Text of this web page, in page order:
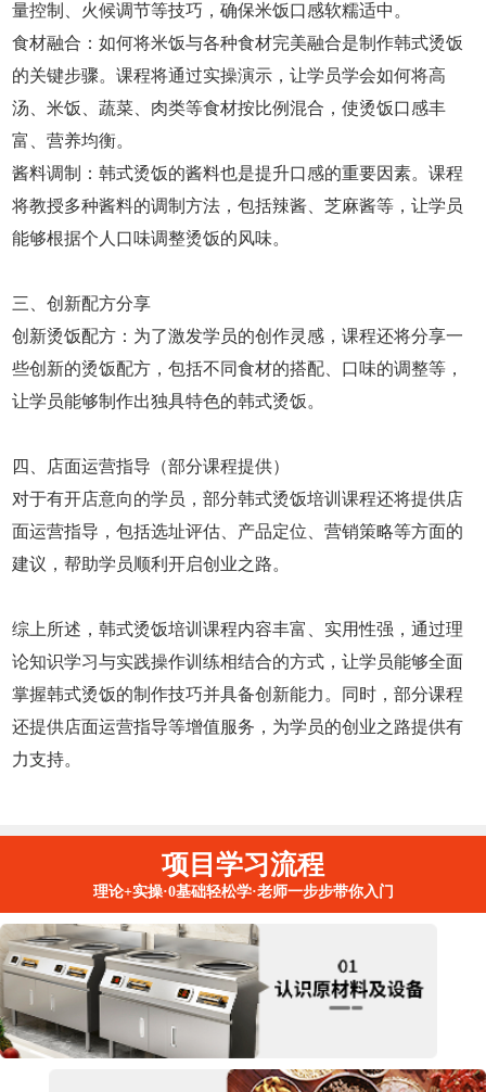
量控制、火候调节等技巧，确保米饭口感软糯适中。
食材融合：如何将米饭与各种食材完美融合是制作韩式烫饭
的关键步骤。课程将通过实操演示，让学员学会如何将高
汤、米饭、蔬菜、肉类等食材按比例混合，使烫饭口感丰
富、营养均衡。
酱料调制：韩式烫饭的酱料也是提升口感的重要因素。课程
将教授多种酱料的调制方法，包括辣酱、芝麻酱等，让学员
能够根据个人口味调整烫饭的风味。
三、创新配方分享
创新烫饭配方：为了激发学员的创作灵感，课程还将分享一
些创新的烫饭配方，包括不同食材的搭配、口味的调整等，
让学员能够制作出独具特色的韩式烫饭。
四、店面运营指导（部分课程提供）
对于有开店意向的学员，部分韩式烫饭培训课程还将提供店
面运营指导，包括选址评估、产品定位、营销策略等方面的
建议，帮助学员顺利开启创业之路。
综上所述，韩式烫饭培训课程内容丰富、实用性强，通过理
论知识学习与实践操作训练相结合的方式，让学员能够全面
掌握韩式烫饭的制作技巧并具备创新能力。同时，部分课程
还提供店面运营指导等增值服务，为学员的创业之路提供有
力支持。
项目学习流程
理论+实操·0基础轻松学·老师一步步带你入门